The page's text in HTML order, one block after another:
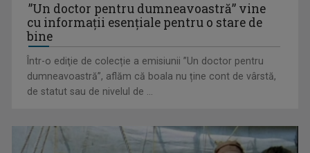
„Spune-mi”, piesa Monicăi Anghel – a patra cea mai votată
în concursul ...
”Un doctor pentru dumneavoastră” vine
cu informații esențiale pentru o stare de
bine
Într-o ediţie de colecție a emisiunii ”Un doctor pentru
dumneavoastră”, aflăm că boala nu ține cont de vârstă,
de statut sau de nivelul de ...